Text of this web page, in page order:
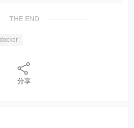
THE END
docker
分享